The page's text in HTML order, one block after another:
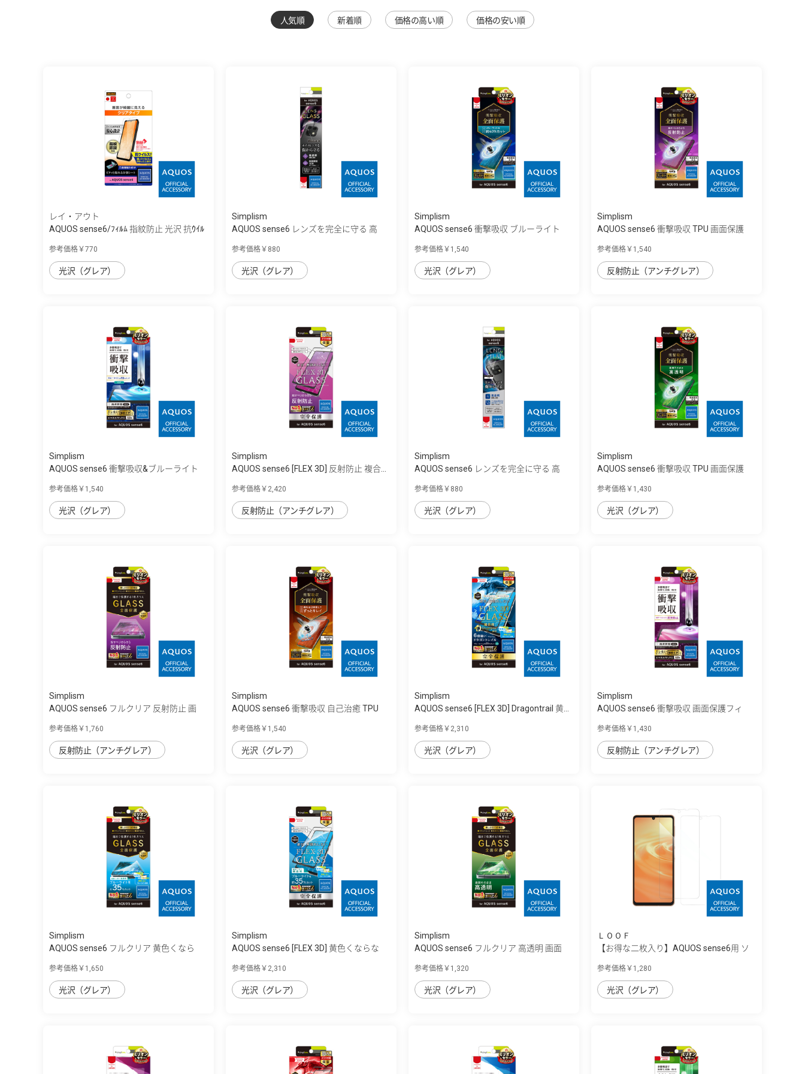
人気順 新着順 価格の高い順 価格の安い順
レイ・アウト
AQUOS sense6/ﾌｨﾙﾑ 指紋防止 光沢 抗ｳｲﾙ
参考価格￥770
光沢（グレア）
Simplism
AQUOS sense6 レンズを完全に守る 高
参考価格￥880
光沢（グレア）
Simplism
AQUOS sense6 衝撃吸収 ブルーライト
参考価格￥1,540
光沢（グレア）
Simplism
AQUOS sense6 衝撃吸収 TPU 画面保護
参考価格￥1,540
反射防止（アンチグレア）
Simplism
AQUOS sense6 衝撃吸収&ブルーライト
参考価格￥1,540
光沢（グレア）
Simplism
AQUOS sense6 [FLEX 3D] 反射防止 複合...
参考価格￥2,420
反射防止（アンチグレア）
Simplism
AQUOS sense6 レンズを完全に守る 高
参考価格￥880
光沢（グレア）
Simplism
AQUOS sense6 衝撃吸収 TPU 画面保護
参考価格￥1,430
光沢（グレア）
Simplism
AQUOS sense6 フルクリア 反射防止 画
参考価格￥1,760
反射防止（アンチグレア）
Simplism
AQUOS sense6 衝撃吸収 自己治癒 TPU
参考価格￥1,540
光沢（グレア）
Simplism
AQUOS sense6 [FLEX 3D] Dragontrail 黄...
参考価格￥2,310
光沢（グレア）
Simplism
AQUOS sense6 衝撃吸収 画面保護フィ
参考価格￥1,430
反射防止（アンチグレア）
Simplism
AQUOS sense6 フルクリア 黄色くなら
参考価格￥1,650
光沢（グレア）
Simplism
AQUOS sense6 [FLEX 3D] 黄色くならな
参考価格￥2,310
光沢（グレア）
Simplism
AQUOS sense6 フルクリア 高透明 画面
参考価格￥1,320
光沢（グレア）
ＬＯＯＦ
【お得な二枚入り】AQUOS sense6用 ソ
参考価格￥1,280
光沢（グレア）